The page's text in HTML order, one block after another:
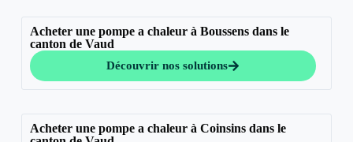
Acheter une pompe a chaleur à Boussens dans le
canton de Vaud
Découvrir nos solutions
Acheter une pompe a chaleur à Coinsins dans le